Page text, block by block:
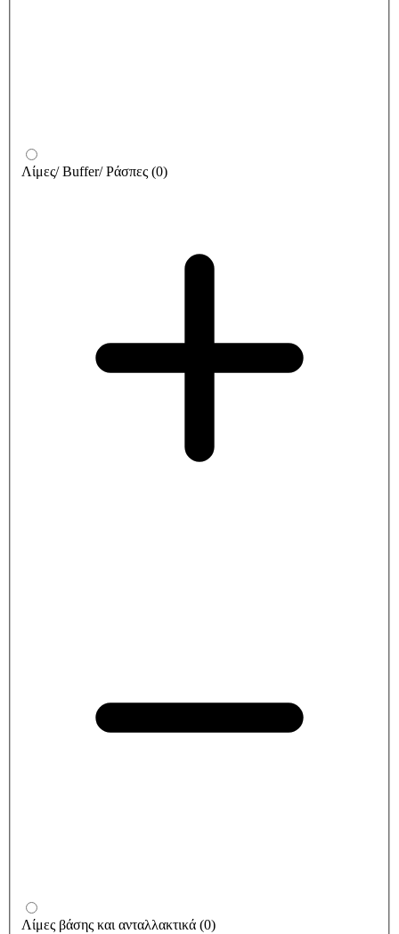
Λίμες/ Buffer/ Ράσπες (0)
Λίμες βάσης και ανταλλακτικά (0)